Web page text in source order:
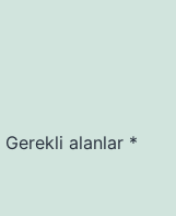
Gerekli alanlar *